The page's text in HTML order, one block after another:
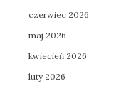
czerwiec 2026
maj 2026
kwiecień 2026
luty 2026